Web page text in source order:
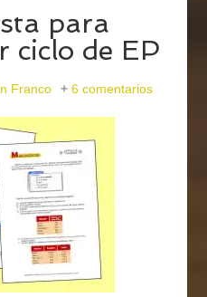
para
ciclo de EP
Franco 6 comentarios